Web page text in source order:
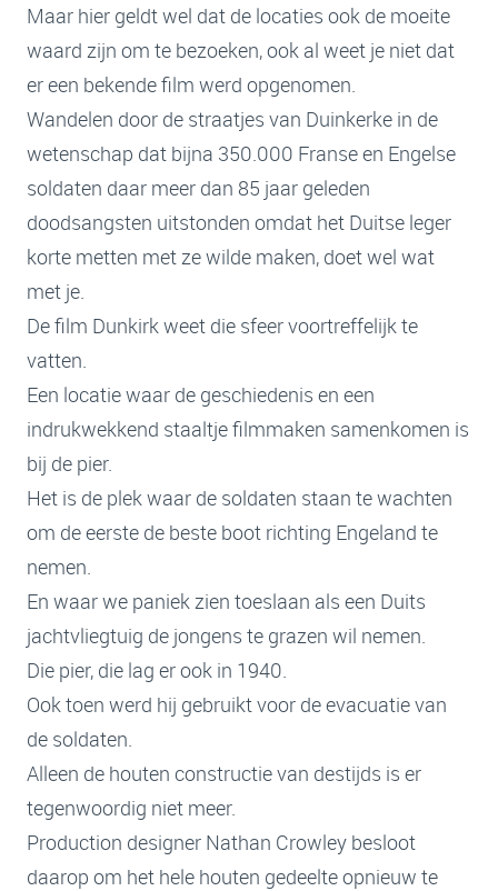
Maar hier geldt wel dat de locaties ook de moeite
waard zijn om te bezoeken, ook al weet je niet dat
er een bekende film werd opgenomen.
Wandelen door de straatjes van Duinkerke in de
wetenschap dat bijna 350.000 Franse en Engelse
soldaten daar meer dan 85 jaar geleden
doodsangsten uitstonden omdat het Duitse leger
korte metten met ze wilde maken, doet wel wat
met je.
De film Dunkirk weet die sfeer voortreffelijk te
vatten.
Een locatie waar de geschiedenis en een
indrukwekkend staaltje filmmaken samenkomen is
bij de pier.
Het is de plek waar de soldaten staan te wachten
om de eerste de beste boot richting Engeland te
nemen.
En waar we paniek zien toeslaan als een Duits
jachtvliegtuig de jongens te grazen wil nemen.
Die pier, die lag er ook in 1940.
Ook toen werd hij gebruikt voor de evacuatie van
de soldaten.
Alleen de houten constructie van destijds is er
tegenwoordig niet meer.
Production designer Nathan Crowley besloot
daarop om het hele houten gedeelte opnieuw te